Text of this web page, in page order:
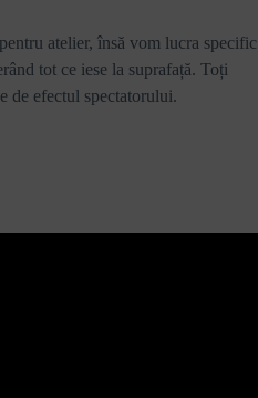
atelier, însă vom lucra specific
tot ce iese la suprafață. Toți
de efectul spectatorului.